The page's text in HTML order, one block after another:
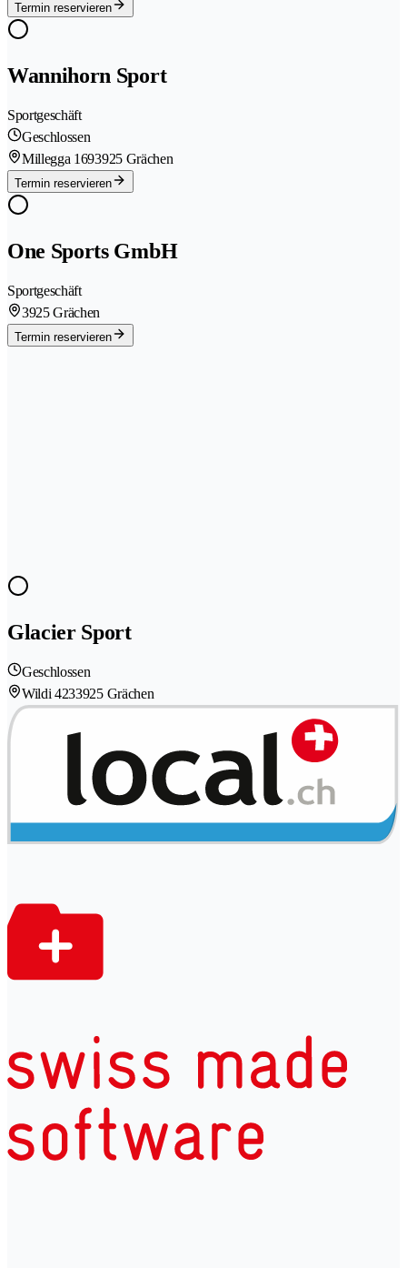
Termin reservieren
Wannihorn Sport
Sportgeschäft
Geschlossen
Millegga 1693925 Grächen
Termin reservieren
One Sports GmbH
Sportgeschäft
3925 Grächen
Termin reservieren
Glacier Sport
Geschlossen
Wildi 4233925 Grächen